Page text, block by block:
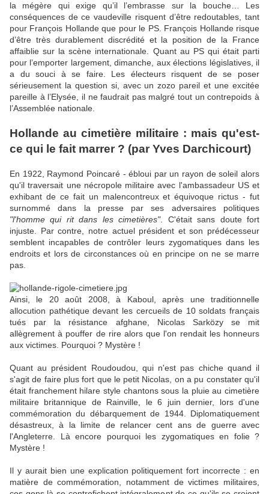
la mégère qui exige qu’il l’embrasse sur la bouche… Les
conséquences de ce vaudeville risquent d’être redoutables, tant
pour François Hollande que pour le PS. François Hollande risque
d’être très durablement discrédité et la position de la France
affaiblie sur la scène internationale. Quant au PS qui était parti
pour l’emporter largement, dimanche, aux élections législatives, il
a du souci à se faire. Les électeurs risquent de se poser
sérieusement la question si, avec un zozo pareil et une excitée
pareille à l’Elysée, il ne faudrait pas malgré tout un contrepoids à
l’Assemblée nationale.
Hollande au cimetière militaire : mais qu'est-
ce qui le fait marrer ? (par Yves Darchicourt)
En 1922, Raymond Poincaré - ébloui par un rayon de soleil alors
qu'il traversait une nécropole militaire avec l'ambassadeur US et
exhibant de ce fait un malencontreux et équivoque rictus - fut
surnommé dans la presse par ses adversaires politiques
"l'homme qui rit dans les cimetières". C'était sans doute fort
injuste. Par contre, notre actuel président et son prédécesseur
semblent incapables de contrôler leurs zygomatiques dans les
endroits et lors de circonstances où en principe on ne se marre
pas.
Ainsi, le 20 août 2008, à Kaboul, après une traditionnelle
allocution pathétique devant les cercueils de 10 soldats français
tués par la résistance afghane, Nicolas Sarközy se mit
allègrement à pouffer de rire alors que l'on rendait les honneurs
aux victimes. Pourquoi ? Mystère !
Quant au président Roudoudou, qui n'est pas chiche quand il
s'agit de faire plus fort que le petit Nicolas, on a pu constater qu'il
était franchement hilare style chantons sous la pluie au cimetière
militaire britannique de Rainville, le 6 juin dernier, lors d'une
commémoration du débarquement de 1944. Diplomatiquement
désastreux, à la limite de relancer cent ans de guerre avec
l'Angleterre. Là encore pourquoi les zygomatiques en folie ?
Mystère !
Il y aurait bien une explication politiquement fort incorrecte : en
matière de commémoration, notamment de victimes militaires,